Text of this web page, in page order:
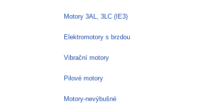
Motory 3AL, 3LC (IE3)
Elektromotory s brzdou
Vibrační motory
Pilové motory
Motory-nevýbušné